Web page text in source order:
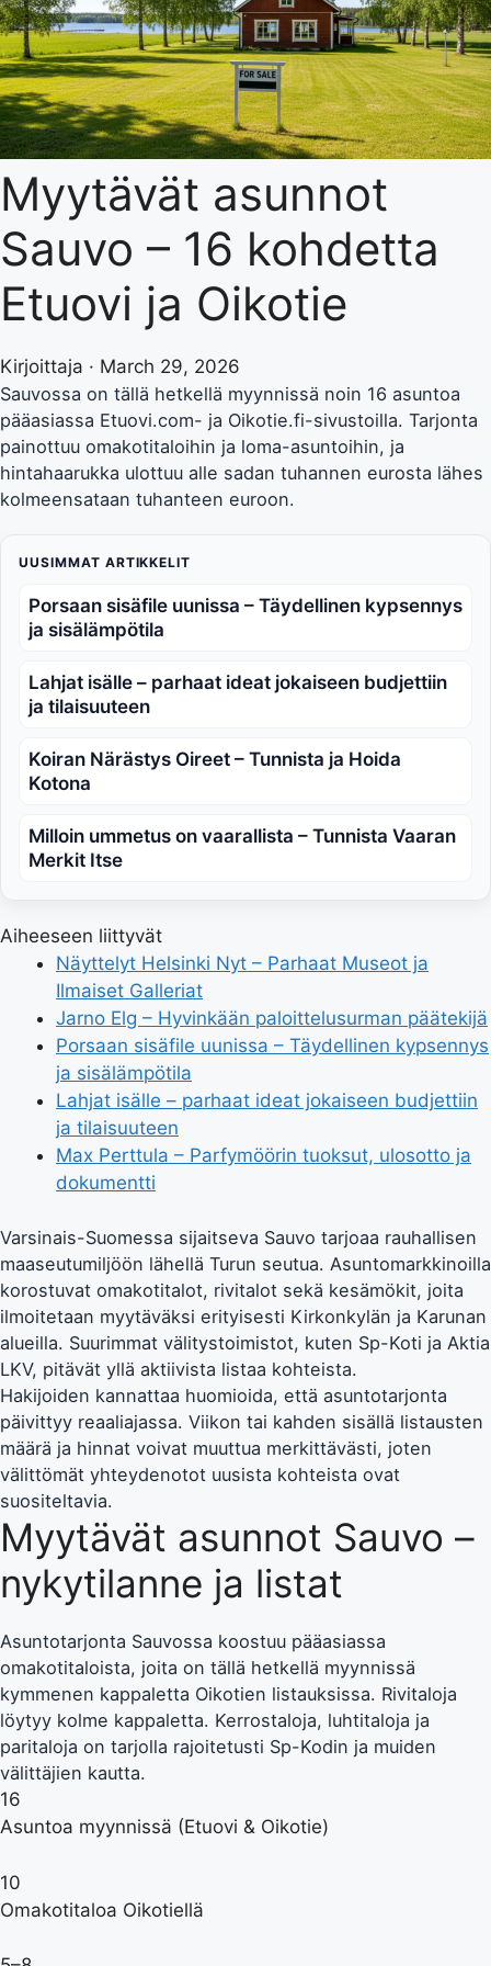
Myytävät asunnot
Sauvo – 16 kohdetta
Etuovi ja Oikotie
Kirjoittaja · March 29, 2026
Sauvossa on tällä hetkellä myynnissä noin 16 asuntoa
pääasiassa Etuovi.com- ja Oikotie.fi-sivustoilla. Tarjonta
painottuu omakotitaloihin ja loma-asuntoihin, ja
hintahaarukka ulottuu alle sadan tuhannen eurosta lähes
kolmeensataan tuhanteen euroon.
UUSIMMAT ARTIKKELIT
Porsaan sisäfile uunissa – Täydellinen kypsennys
ja sisälämpötila
Lahjat isälle – parhaat ideat jokaiseen budjettiin
ja tilaisuuteen
Koiran Närästys Oireet – Tunnista ja Hoida
Kotona
Milloin ummetus on vaarallista – Tunnista Vaaran
Merkit Itse
Aiheeseen liittyvät
Näyttelyt Helsinki Nyt – Parhaat Museot ja
Ilmaiset Galleriat
Jarno Elg – Hyvinkään paloittelusurman päätekijä
Porsaan sisäfile uunissa – Täydellinen kypsennys
ja sisälämpötila
Lahjat isälle – parhaat ideat jokaiseen budjettiin
ja tilaisuuteen
Max Perttula – Parfymöörin tuoksut, ulosotto ja
dokumentti
Varsinais-Suomessa sijaitseva Sauvo tarjoaa rauhallisen
maaseutumiljöön lähellä Turun seutua. Asuntomarkkinoilla
korostuvat omakotitalot, rivitalot sekä kesämökit, joita
ilmoitetaan myytäväksi erityisesti Kirkonkylän ja Karunan
alueilla. Suurimmat välitystoimistot, kuten Sp-Koti ja Aktia
LKV, pitävät yllä aktiivista listaa kohteista.
Hakijoiden kannattaa huomioida, että asuntotarjonta
päivittyy reaaliajassa. Viikon tai kahden sisällä listausten
määrä ja hinnat voivat muuttua merkittävästi, joten
välittömät yhteydenotot uusista kohteista ovat
suositeltavia.
Myytävät asunnot Sauvo –
nykytilanne ja listat
Asuntotarjonta Sauvossa koostuu pääasiassa
omakotitaloista, joita on tällä hetkellä myynnissä
kymmenen kappaletta Oikotien listauksissa. Rivitaloja
löytyy kolme kappaletta. Kerrostaloja, luhtitaloja ja
paritaloja on tarjolla rajoitetusti Sp-Kodin ja muiden
välittäjien kautta.
16
Asuntoa myynnissä (Etuovi & Oikotie)
10
Omakotitaloa Oikotiellä